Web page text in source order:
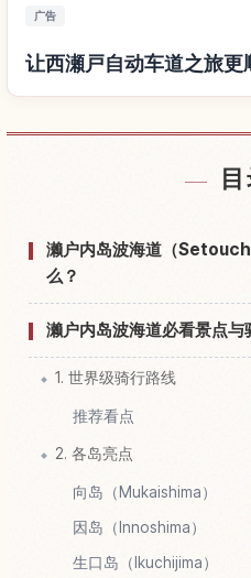
广告
让西瀬戸自动车道之旅更
濑户内岛波海道（
么？
濑户内岛波海道必看景点与
1. 世界级骑行路线
推荐看点
2. 各岛亮点
向岛（Mukaishima）
因岛（Innoshima）
生口岛（Ikuchijima）